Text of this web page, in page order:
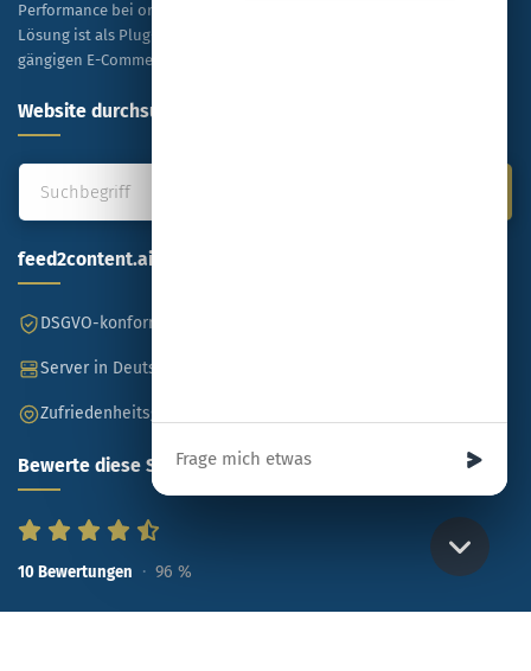
Performance bei organischen Rankings und bezahlten Anzeigen. Die
Lösung ist als Plug-and-Play-Modell konzipiert und mit allen
gängigen E-Commerce-Plattformen kompatibel.
Website durchsuchen
feed2content.ai
DSGVO-konform
Server in Deutschland
Zufriedenheitsgarantie
Bewerte diese Seite
10 Bewertungen 96 %